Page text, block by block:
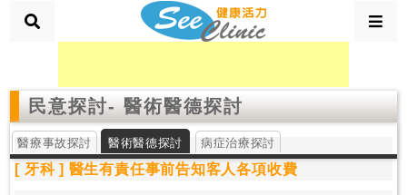
診
所
搜
尋
診
民意探討- 醫術醫德探討
醫療事故探討 醫術醫德探討 病症治療探討
[ 牙科 ] 醫生有責任事前告知客人各項收費